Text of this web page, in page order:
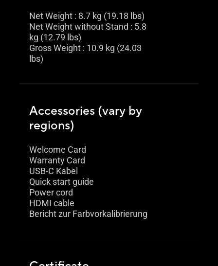
Net Weight : 8.7 kg (19.18 lbs)
Net Weight without Stand : 5.8
kg (12.79 lbs)
Gross Weight : 10.9 kg (24.03
lbs)
Accessories (vary by
regions)
Welcome Card
Warranty Card
USB-C Kabel
Quick start guide
Power cord
HDMI cable
Bericht zur Farbvorkalibrierung